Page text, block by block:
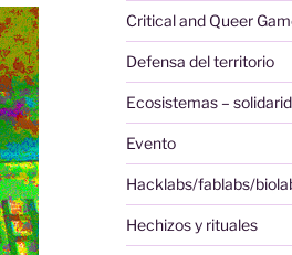
Critical and Queer
Defensa del territorio
Ecosistemas –
Evento
Hacklabs/fablabs/
Hechizos y rituales